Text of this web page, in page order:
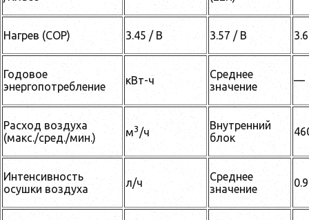
Нагрев (СОР) 3.45 / B 3.57 / B
Годовое
энергопотребление
кВт-ч
Среднее
значение
—
Расход воздуха
(макс./сред./мин.)
м3 /ч
Внутренний
блок
Интенсивность
осушки воздуха
л/ч
Среднее
значение
0.9